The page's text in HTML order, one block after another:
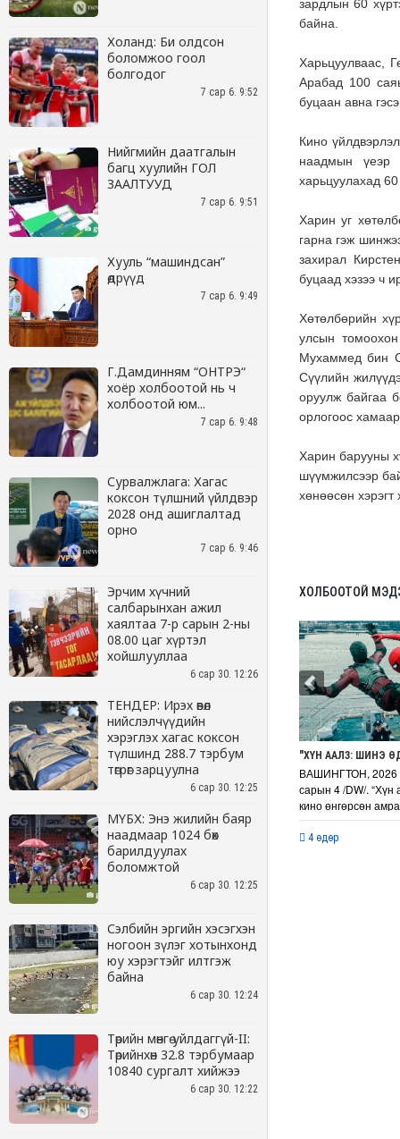
Холанд: Би олдсон
боломжоо гоол
болгодог
7 сар 6. 9:52
Нийгмийн даатгалын
багц хуулийн ГОЛ
ЗААЛТУУД
7 сар 6. 9:51
Хууль “машиндсан”
өдрүүд
7 сар 6. 9:49
Г.Дамдинням “ОНТРЭ“
хоёр холбоотой нь ч
холбоотой юм...
7 сар 6. 9:48
Сурвалжлага: Хагас
коксон түлшний үйлдвэр
2028 онд ашиглалтад
орно
7 сар 6. 9:46
Эрчим хүчний
салбарынхан ажил
хаялтаа 7-р сарын 2-ны
08.00 цаг хүртэл
хойшлууллаа
6 сар 30. 12:26
ТЕНДЕР: Ирэх өвөл
нийслэлчүүдийн
хэрэглэх хагас коксон
түлшинд 288.7 тэрбум
төгрөг зарцуулна
6 сар 30. 12:25
МҮБХ: Энэ жилийн баяр
наадмаар 1024 бөх
барилдуулах
боломжтой
6 сар 30. 12:25
Сэлбийн эргийн хэсэгхэн
ногоон зүлэг хотынхонд
юу хэрэгтэйг илтгэж
байна
6 сар 30. 12:24
Төрийн мөнгө уйлдаггүй-II:
Төрийнхөн 32.8 тэрбумаар
10840 сургалт хийжээ
6 сар 30. 12:22